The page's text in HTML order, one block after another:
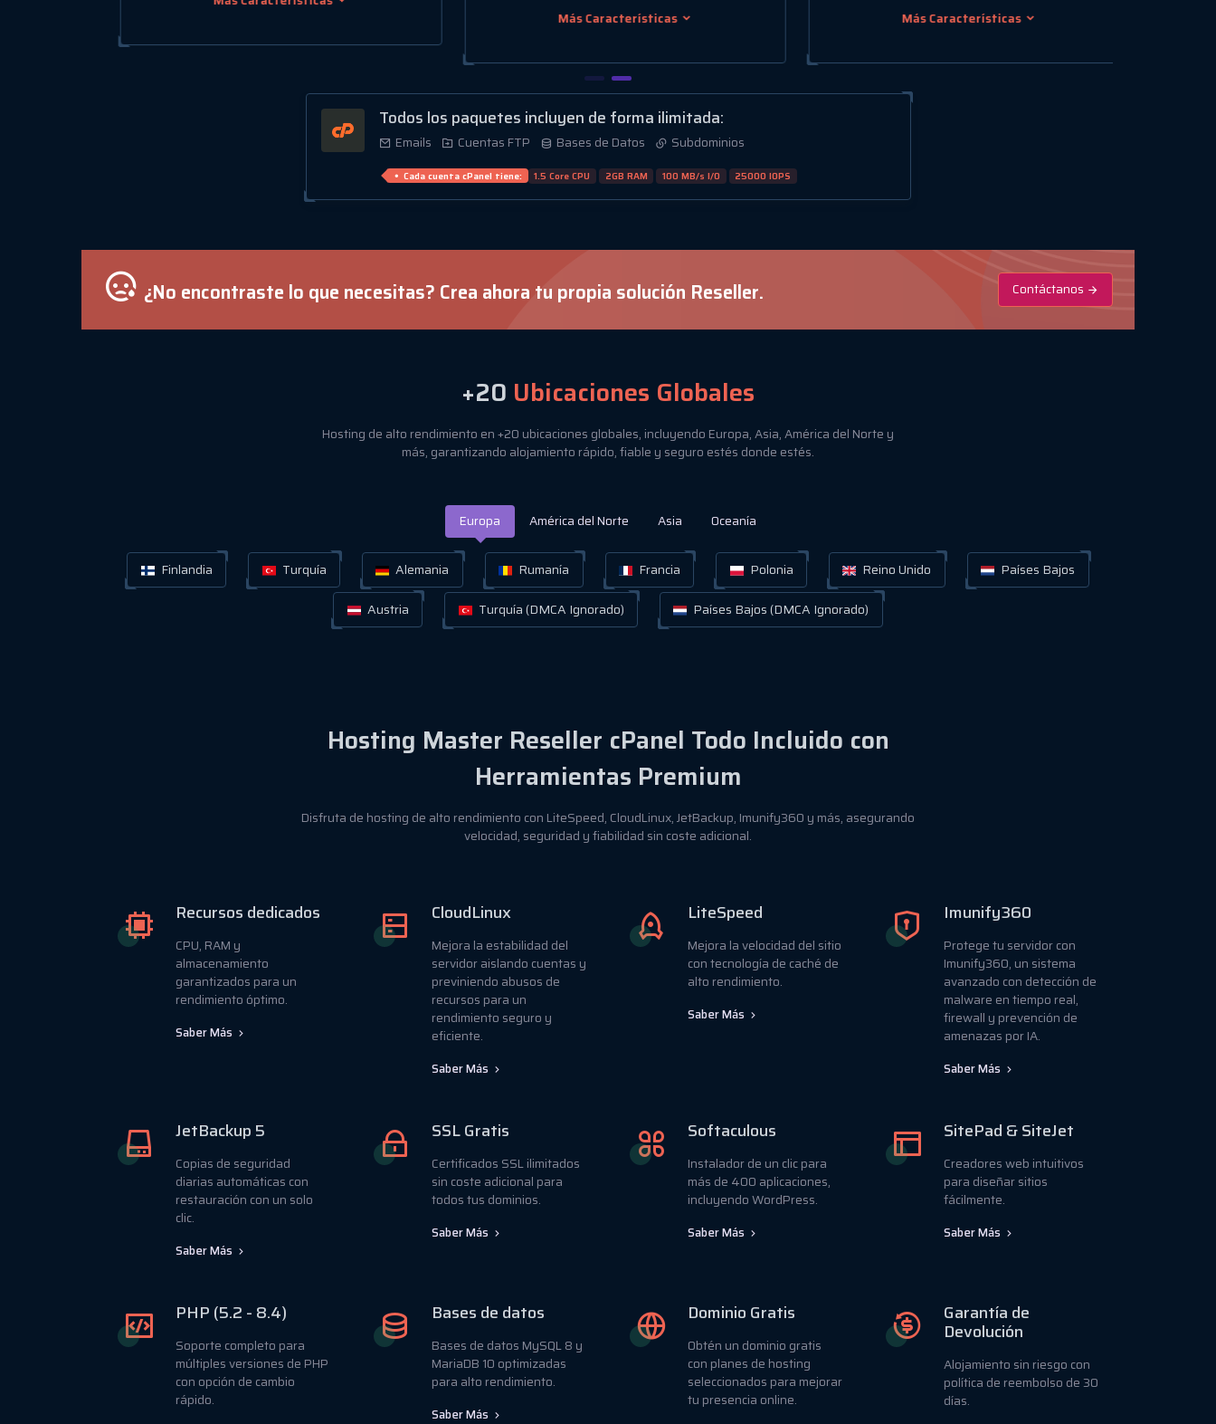
Más Características Más Características
Todos los paquetes incluyen de forma ilimitada:
Emails Cuentas FTP Bases de Datos Subdominios
Cada cuenta cPanel tiene: 1.5 Core CPU 2GB RAM 100 MB/s I/O 25000 IOPS
¿No encontraste lo que necesitas? Crea ahora tu propia solución Reseller. Contáctanos
+20 Ubicaciones Globales
Hosting de alto rendimiento en +20 ubicaciones globales, incluyendo Europa, Asia, América del Norte y
más, garantizando alojamiento rápido, fiable y seguro estés donde estés.
Europa América del Norte Asia Oceanía
Finlandia Turquía Alemania Rumanía Francia Polonia Reino Unido
Países Bajos
Austria
Turquía (DMCA Ignorado) Países Bajos (DMCA Ignorado)
Hosting Master Reseller cPanel Todo Incluido con
Herramientas Premium
Disfruta de hosting de alto rendimiento con LiteSpeed, CloudLinux, JetBackup, Imunify360 y más, asegurando
velocidad, seguridad y fiabilidad sin coste adicional.
Recursos dedicados
CPU, RAM y
almacenamiento
garantizados para un
rendimiento óptimo.
Saber Más
CloudLinux
Mejora la estabilidad del
servidor aislando cuentas y
previniendo abusos de
recursos para un
rendimiento seguro y
eficiente.
Saber Más
LiteSpeed
Mejora la velocidad del sitio
con tecnología de caché de
alto rendimiento.
Saber Más
Imunify360
Protege tu servidor con
Imunify360, un sistema
avanzado con detección de
malware en tiempo real,
firewall y prevención de
amenazas por IA.
Saber Más
JetBackup 5
Copias de seguridad
diarias automáticas con
restauración con un solo
clic.
Saber Más
SSL Gratis
Certificados SSL ilimitados
sin coste adicional para
todos tus dominios.
Saber Más
Softaculous
Instalador de un clic para
más de 400 aplicaciones,
incluyendo WordPress.
Saber Más
SitePad & SiteJet
Creadores web intuitivos
para diseñar sitios
fácilmente.
Saber Más
PHP (5.2 - 8.4)
Soporte completo para
múltiples versiones de PHP
con opción de cambio
rápido.
Bases de datos
Bases de datos MySQL 8 y
MariaDB 10 optimizadas
para alto rendimiento.
Saber Más
Dominio Gratis
Obtén un dominio gratis
con planes de hosting
seleccionados para mejorar
tu presencia online.
Garantía de
Devolución
Alojamiento sin riesgo con
política de reembolso de 30
días.